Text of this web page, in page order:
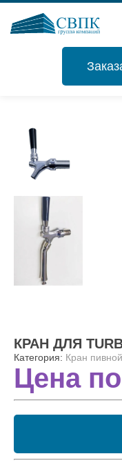
КРАН ДЛЯ
Категория: Кран пивной
Цена